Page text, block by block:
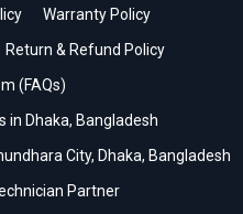
Warranty Policy
Return & Refund Policy
(FAQs)
in Dhaka, Bangladesh
City, Dhaka, Bangladesh
Partner